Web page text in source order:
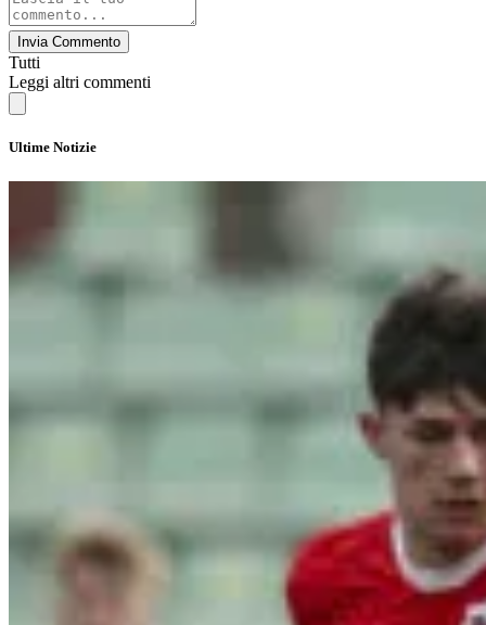
Invia Commento
Tutti
Leggi altri commenti
Ultime Notizie